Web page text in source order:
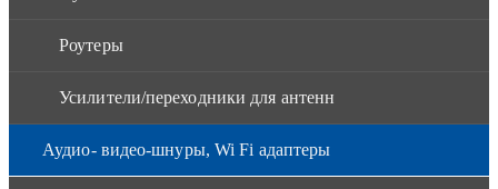
Роутеры
Усилители/переходники для антенн
Аудио- видео-шнуры, Wi Fi адаптеры